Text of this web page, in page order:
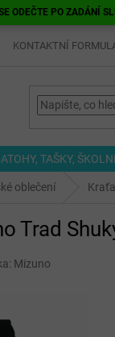
ODEČTE PO
KONTAKTNÍ
TAŠKY,
oblečení
Trad
Mizuno